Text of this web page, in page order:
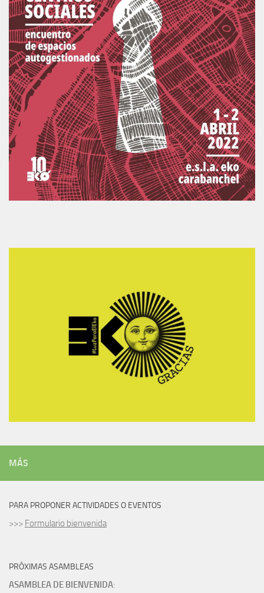
MÁS
PARA PROPONER ACTIVIDADES O EVENTOS
>>> Formulario bienvenida
PRÓXIMAS ASAMBLEAS
ASAMBLEA DE BIENVENIDA: